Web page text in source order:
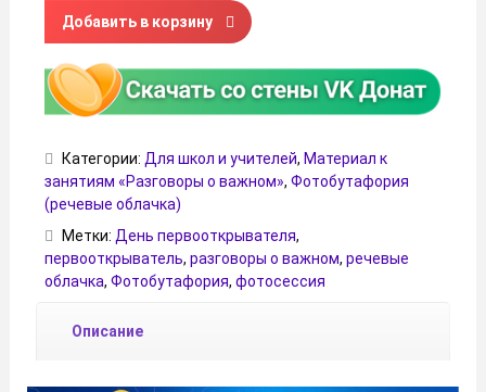
Количество товара Речевые облачка на тему «День
Добавить в корзину
Категории: Для школ и учителей, Материал к
занятиям «Разговоры о важном», Фотобутафория
(речевые облачка)
Метки: День первооткрывателя,
первооткрыватель, разговоры о важном, речевые
облачка, Фотобутафория, фотосессия
Описание